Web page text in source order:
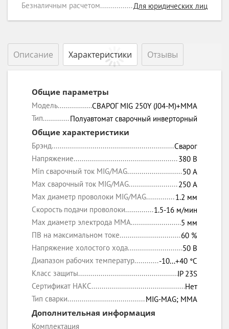
Безналичным расчетом
Для юридических лиц
Описание Характеристики Отзывы
Общие параметры
Модель
СВАРОГ MIG 250Y (J04-M)+MMA
Тип
Полуавтомат сварочный инверторный
Общие характеристики
Брэнд
Сварог
Напряжение
380 В
Min сварочный ток MIG/MAG
50 А
Max сварочный ток MIG/MAG
250 А
Max диаметр проволоки MIG/MAG
1.2 мм
Скорость подачи проволоки
1.5-16 м/мин
Max диаметр электрода MMA
5 мм
ПВ на максимальном токе
60 %
Напряжение холостого хода
50 В
Диапазон рабочих температур
-10...+40 °C
Класс защиты
IP 23S
Сертификат НАКС
Нет
Тип сварки
MIG-MAG; MMA
Дополнительная информация
Комплектация